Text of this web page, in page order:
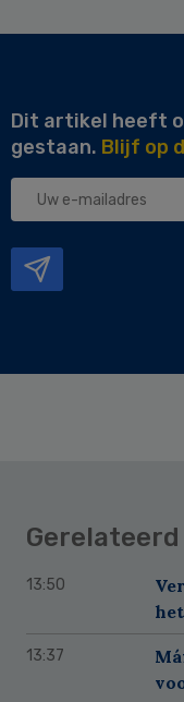
Dit artikel heeft
gestaan. Blijf op
Uw
13:50
13:37